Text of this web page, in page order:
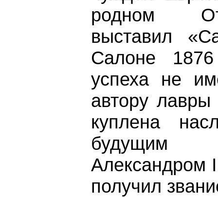
родном
выставил
Салоне
успеха не
автору
куплена
будущим
Александром
получил